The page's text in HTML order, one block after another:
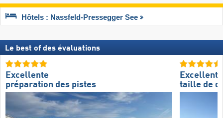
Hôtels : Nassfeld-Pressegger See
Le best of des évaluations
Excellente
préparation des pistes
Excellente
taille de